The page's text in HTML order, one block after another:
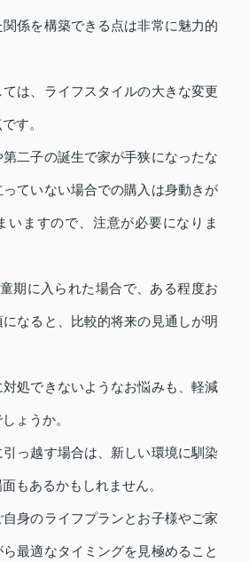
係を構築できる点は非常に魅力的
は、ライフスタイルの大きな変更
す。
二子の誕生で家が手狭になったな
ていない場合での購入は身動きが
いますので、注意が必要になりま
期に入られた場合で、ある程度お
なると、比較的将来の見通しが明
処できないようなお悩みも、軽減
ょうか。
引っ越す場合は、新しい環境に馴染
もあるかもしれません。
身のライフプランとお子様やご家
最適なタイミングを見極めること